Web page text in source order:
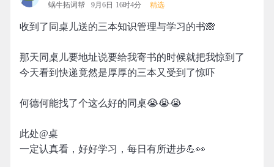
蜗牛拓词帮 9月6日 16时4分 精选
收到了同桌儿送的三本知识管理与学习的书🙈
那天同桌儿要地址说要给我寄书的时候就把我惊到了
今天看到快递竟然是厚厚的三本又受到了惊吓
何德何能找了个这么好的同桌😭😭😭
此处@桌
一定认真看，好好学习，每日有所进步💪👀